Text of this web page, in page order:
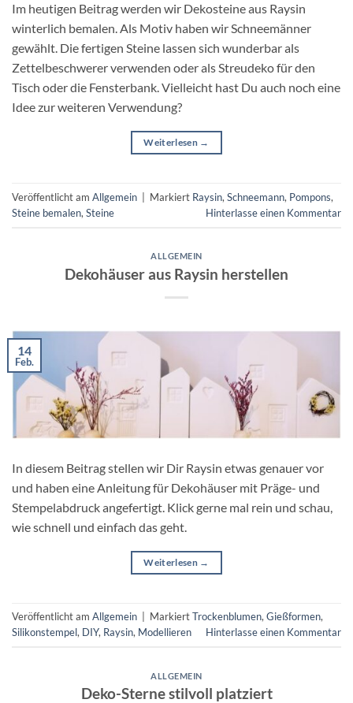
Im heutigen Beitrag werden wir Dekosteine aus Raysin
winterlich bemalen. Als Motiv haben wir Schneemänner
gewählt. Die fertigen Steine lassen sich wunderbar als
Zettelbeschwerer verwenden oder als Streudeko für den
Tisch oder die Fensterbank. Vielleicht hast Du auch noch eine
Idee zur weiteren Verwendung?
Weiterlesen →
Veröffentlicht am Allgemein Markiert Raysin, Schneemann, Pompons,
Steine bemalen, Steine Hinterlasse einen Kommentar
ALLGEMEIN
Dekohäuser aus Raysin herstellen
14
Feb.
In diesem Beitrag stellen wir Dir Raysin etwas genauer vor
und haben eine Anleitung für Dekohäuser mit Präge- und
Stempelabdruck angefertigt. Klick gerne mal rein und schau,
wie schnell und einfach das geht.
Weiterlesen →
Veröffentlicht am Allgemein MarkiertTrockenblumen, Gießformen,
Silikonstempel, DIY, Raysin, Modellieren Hinterlasse einen Kommentar
ALLGEMEIN
Deko-Sterne stilvoll platziert